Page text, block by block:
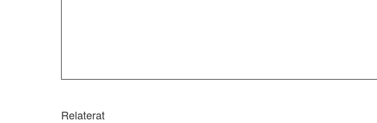
Relaterat